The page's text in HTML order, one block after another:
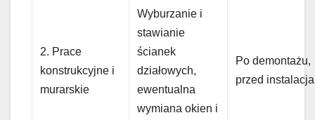
2. Prace
konstrukcyjne i
murarskie
Wyburzanie i
stawianie
ścianek
działowych,
ewentualna
wymiana okien i
Po demontażu,
przed